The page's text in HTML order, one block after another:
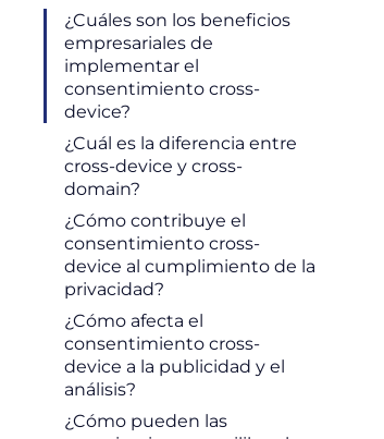
¿Cuáles son los beneficios
empresariales de
implementar el
consentimiento cross-
device?
¿Cuál es la diferencia entre
cross-device y cross-
domain?
¿Cómo contribuye el
consentimiento cross-
device al cumplimiento de la
privacidad?
¿Cómo afecta el
consentimiento cross-
device a la publicidad y el
análisis?
¿Cómo pueden las